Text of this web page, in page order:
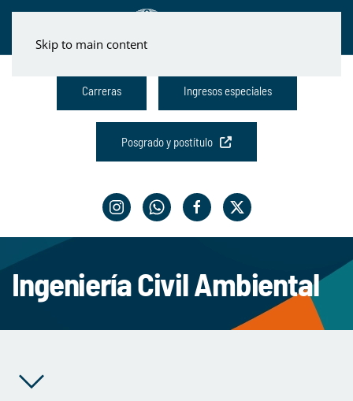
Skip to main content
Carreras Ingresos especiales
Posgrado y postítulo
Ingeniería Civil Ambiental